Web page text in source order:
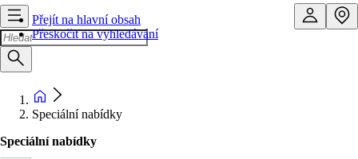
Přejít na hlavní obsah
Přeskočit na vyhledávání
Speciální nabídky
Speciální nabídky